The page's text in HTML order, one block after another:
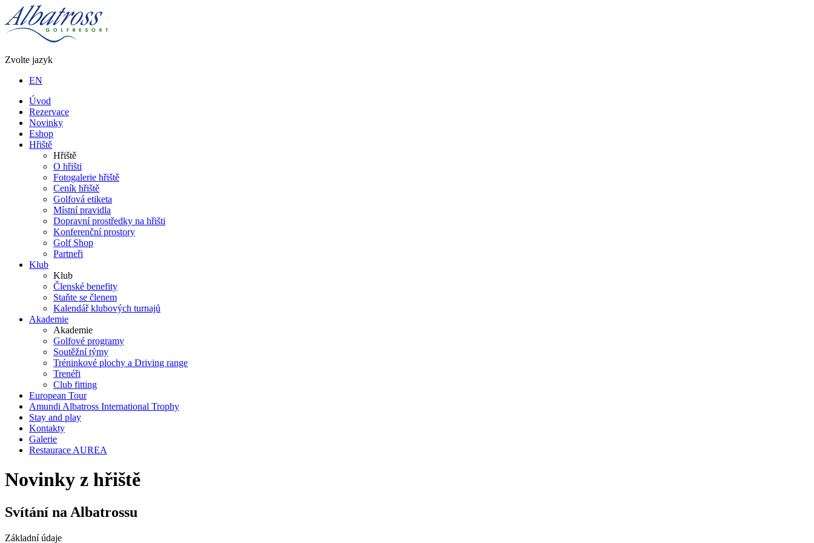
Zvolte jazyk
EN
Úvod
Rezervace
Novinky
Eshop
Hřiště
Hřiště
O hřišti
Fotogalerie hřiště
Ceník hřiště
Golfová etiketa
Místní pravidla
Dopravní prostředky na hřišti
Konferenční prostory
Golf Shop
Partneři
Klub
Klub
Členské benefity
Staňte se členem
Kalendář klubových turnajů
Akademie
Akademie
Golfové programy
Soutěžní týmy
Tréninkové plochy a Driving range
Trenéři
Club fitting
European Tour
Amundi Albatross International Trophy
Stay and play
Kontakty
Galerie
Restaurace AUREA
Novinky z hřiště
Svítání na Albatrossu
Základní údaje